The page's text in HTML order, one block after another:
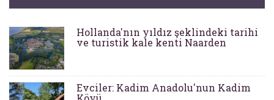
Hollanda'nın yıldız şeklindeki tarihi
ve turistik kale kenti Naarden
Evciler: Kadim Anadolu'nun Kadim